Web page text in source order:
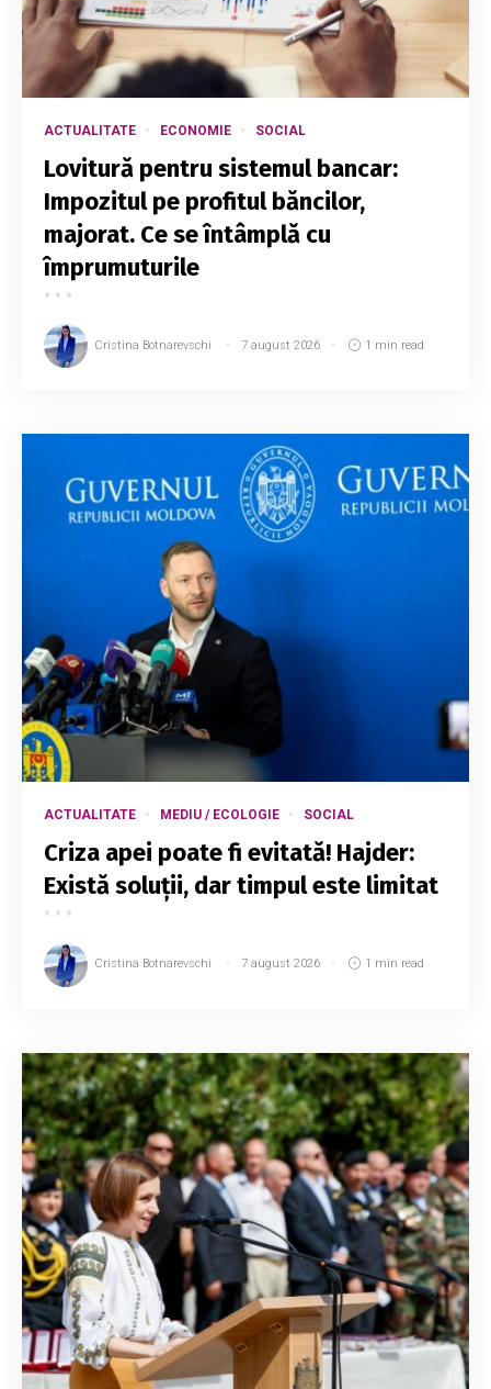
ACTUALITATE ECONOMIE SOCIAL
Lovitură pentru sistemul bancar:
Impozitul pe profitul băncilor,
majorat. Ce se întâmplă cu
împrumuturile
Cristina Botnarevschi 7 august 2026 1 min read
ACTUALITATE MEDIU / ECOLOGIE SOCIAL
Criza apei poate fi evitată! Hajder:
Există soluții, dar timpul este limitat
Cristina Botnarevschi 7 august 2026 1 min read